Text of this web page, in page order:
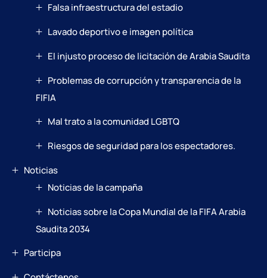
Falsa infraestructura del estadio
Lavado deportivo e imagen política
El injusto proceso de licitación de Arabia Saudita
Problemas de corrupción y transparencia de la
FIFIA
Mal trato a la comunidad LGBTQ
Riesgos de seguridad para los espectadores.
Noticias
Noticias de la campaña
Noticias sobre la Copa Mundial de la FIFA Arabia
Saudita 2034
Participa